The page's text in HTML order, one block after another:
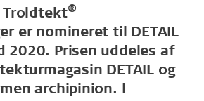
Troldtekt®
er nomineret til DETAIL
2020. Prisen uddeles af
DETAIL og
archipinion. I